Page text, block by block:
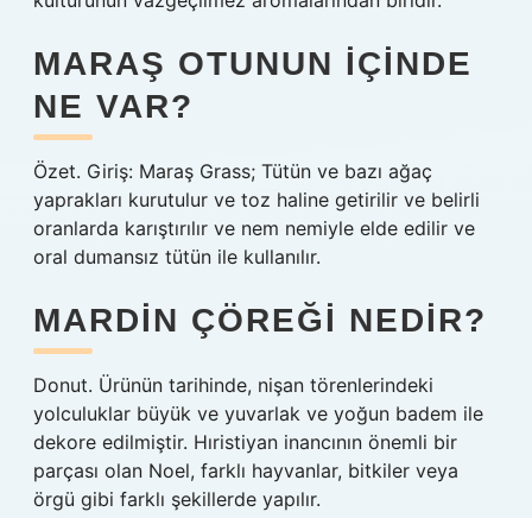
MARAŞ OTUNUN IÇINDE
NE VAR?
Özet. Giriş: Maraş Grass; Tütün ve bazı ağaç
yaprakları kurutulur ve toz haline getirilir ve belirli
oranlarda karıştırılır ve nem nemiyle elde edilir ve
oral dumansız tütün ile kullanılır.
MARDIN ÇÖREĞI NEDIR?
Donut. Ürünün tarihinde, nişan törenlerindeki
yolculuklar büyük ve yuvarlak ve yoğun badem ile
dekore edilmiştir. Hıristiyan inancının önemli bir
parçası olan Noel, farklı hayvanlar, bitkiler veya
örgü gibi farklı şekillerde yapılır.